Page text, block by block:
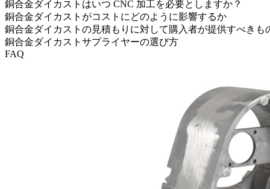
銅合金ダイカストはいつ CNC 加工を必要としますか？
銅合金ダイカストがコストにどのように影響するか
銅合金ダイカストの見積もりに対して購入者が提供すべきも
銅合金ダイカストサプライヤーの選び方
FAQ